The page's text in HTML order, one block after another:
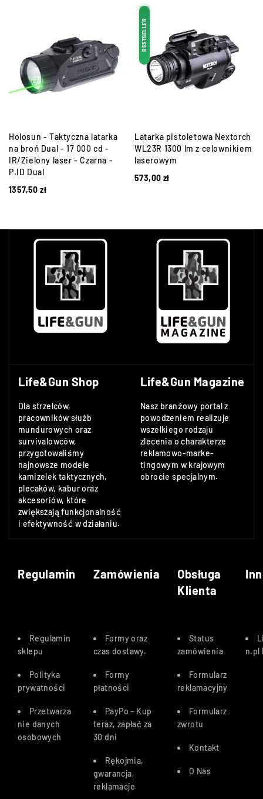
Holosun - Taktyczna latarka
na broń Dual - 17 000 cd -
IR/Zielony laser - Czarna -
P.ID Dual
1357,50zł
BESTSELLER
Latarka pistoletowa Nextorch
WL23R 1300 lm z celownikiem
laserowym
573,00 zł
Life&Gun Shop
Dla strzelców,
pracowników służb
mundurowych oraz
survivalowców,
przygotowaliśmy
najnowsze modele
kamizelek taktycznych,
plecaków, kabur oraz
akcesoriów, które
zwiększają funkcjonalność
i efektywność w działaniu.
Life&Gun Magazine
Nasz branżowy portal z
powodzeniem realizuje
wszelkiego rodzaju
zlecenia o charakterze
reklamowo-marke-
tingowym w krajowym
obrocie specjalnym.
Regulamin Zamówienia
Obsługa
Klienta
Regulamin
sklepu
Polityka
prywatności
Przetwarza
nie danych
osobowych
Formy oraz
czas dostawy.
Formy
płatności
PayPo – Kup
teraz, zapłać za
30 dni
Rękojmia,
gwarancja,
reklamacje
Status
zamówienia
Formularz
reklamacyjny
Formularz
zwrotu
Kontakt
O Nas
n.pl